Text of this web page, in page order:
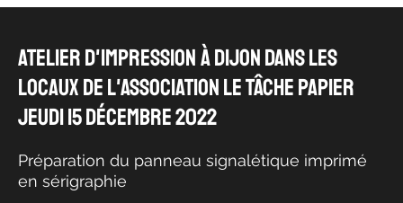
Atelier d'impression à Dijon dans les
locaux de l'association le Tâche Papier
Jeudi 15 Décembre 2022
Préparation du panneau signalétique imprimé
en sérigraphie